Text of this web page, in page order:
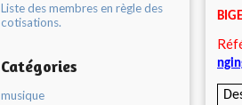
Liste des membres en règle des
cotisations.
Catégories
musique